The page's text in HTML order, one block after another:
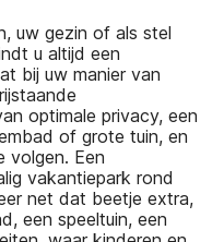
uw gezin of als stel
u altijd een
bij uw manier van
optimale privacy, een
of grote tuin, en
volgen. Een
vakantiepark rond
net dat beetje extra,
een speeltuin, een